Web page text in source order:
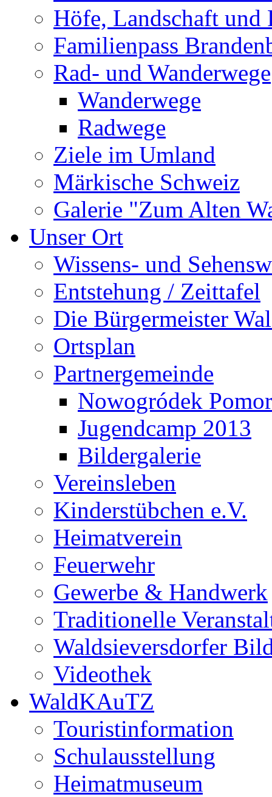
Höfe, Landschaft und
Familienpass
Rad- und Wanderwege
Wanderwege
Radwege
Ziele im Umland
Märkische Schweiz
Galerie "Zum Alten
Unser Ort
Wissens- und
Entstehung / Zeittafel
Die Bürgermeister
Ortsplan
Partnergemeinde
Nowogródek
Jugendcamp 2013
Bildergalerie
Vereinsleben
Kinderstübchen e.V.
Heimatverein
Feuerwehr
Gewerbe & Handwerk
Traditionelle
Waldsieversdorfer
Videothek
WaldKAuTZ
Touristinformation
Schulausstellung
Heimatmuseum